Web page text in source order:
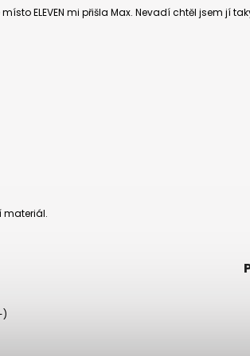
ELEVEN mi přišla Max. Nevadí chtěl jsem jí
materiál.
)